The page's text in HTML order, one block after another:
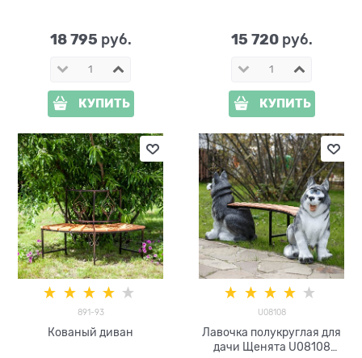
18 795 руб.
КУПИТЬ
15 720 руб.
КУПИТЬ
891-93
Кованый диван
U08108
Лавочка полукруглая для
дачи Щенята U08108